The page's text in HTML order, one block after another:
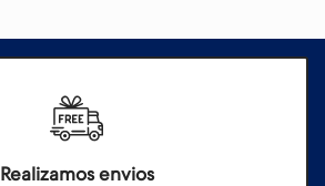
Realizamos envios